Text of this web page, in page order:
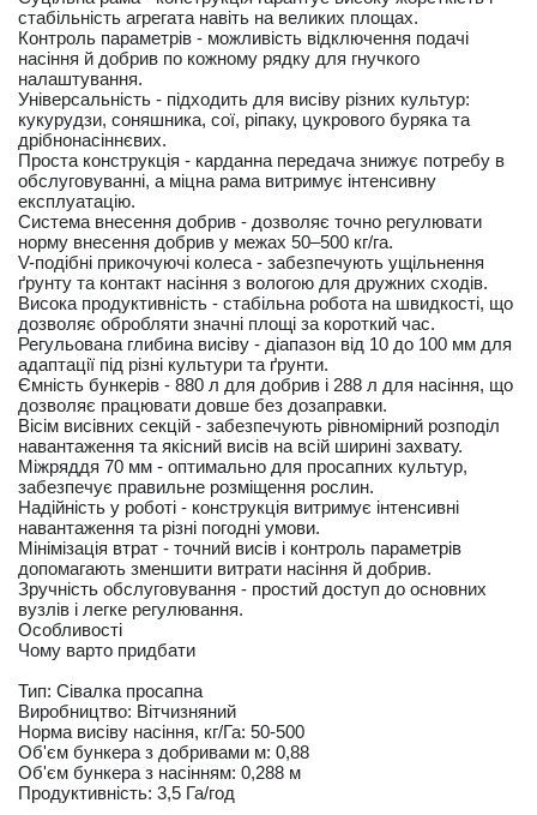
стабільність агрегата навіть на великих площах.
Контроль параметрів - можливість відключення подачі
насіння й добрив по кожному рядку для гнучкого
налаштування.
Універсальність - підходить для висіву різних культур:
кукурудзи, соняшника, сої, ріпаку, цукрового буряка та
дрібнонасіннєвих.
Проста конструкція - карданна передача знижує потребу в
обслуговуванні, а міцна рама витримує інтенсивну
експлуатацію.
Система внесення добрив - дозволяє точно регулювати
норму внесення добрив у межах 50–500 кг/га.
V-подібні прикочуючі колеса - забезпечують ущільнення
ґрунту та контакт насіння з вологою для дружних сходів.
Висока продуктивність - стабільна робота на швидкості, що
дозволяє обробляти значні площі за короткий час.
Регульована глибина висіву - діапазон від 10 до 100 мм для
адаптації під різні культури та ґрунти.
Ємність бункерів - 880 л для добрив і 288 л для насіння, що
дозволяє працювати довше без дозаправки.
Вісім висівних секцій - забезпечують рівномірний розподіл
навантаження та якісний висів на всій ширині захвату.
Міжряддя 70 мм - оптимально для просапних культур,
забезпечує правильне розміщення рослин.
Надійність у роботі - конструкція витримує інтенсивні
навантаження та різні погодні умови.
Мінімізація втрат - точний висів і контроль параметрів
допомагають зменшити витрати насіння й добрив.
Зручність обслуговування - простий доступ до основних
вузлів і легке регулювання.
Особливості
Чому варто придбати
Тип: Сівалка просапна
Виробництво: Вітчизняний
Норма висіву насіння, кг/Га: 50-500
Об'єм бункера з добривами м: 0,88
Об'єм бункера з насінням: 0,288 м
Продуктивність: 3,5 Га/год